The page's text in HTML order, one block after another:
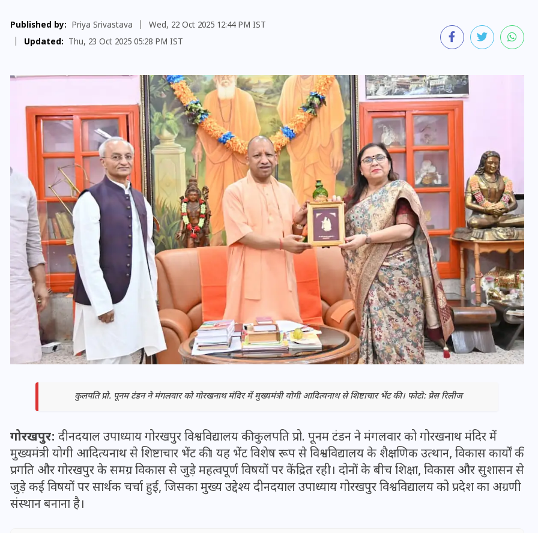
Published by: Priya Srivastava
Wed, 22 Oct 2025 12:44 PM IST
Updated: Thu, 23 Oct 2025 05:28 PM IST
कुलपति प्रो. पूनम टंडन ने मंगलवार को गोरखनाथ मंदिर में मुख्यमंत्री योगी आदित्यनाथ से शिष्टाचार भेंट की। फोटो: प्रेस रिलीज
गोरखपुर: दीनदयाल उपाध्याय गोरखपुर विश्वविद्यालय की कुलपति प्रो. पूनम टंडन ने मंगलवार को गोरखनाथ मंदिर में
मुख्यमंत्री योगी आदित्यनाथ से शिष्टाचार भेंट की। यह भेंट विशेष रूप से विश्वविद्यालय के शैक्षणिक उत्थान, विकास कार्यों की
प्रगति और गोरखपुर के समग्र विकास से जुड़े महत्वपूर्ण विषयों पर केंद्रित रही। दोनों के बीच शिक्षा, विकास और सुशासन से
जुड़े कई विषयों पर सार्थक चर्चा हुई, जिसका मुख्य उद्देश्य दीनदयाल उपाध्याय गोरखपुर विश्वविद्यालय को प्रदेश का अग्रणी
संस्थान बनाना है।
वोटर लिस्ट पुनरीक्षण कार्यक्रम में
हुआ बदलाव, देखें नई तारीखों की
पूरी लिस्ट
30 दिसम्बर 2025
भारत में स्टारलिंक की लैंडिंग में
अड़चन: डेटा सिक्योरिटी और
भारत में स्टारलिंक की लैंडिंग में